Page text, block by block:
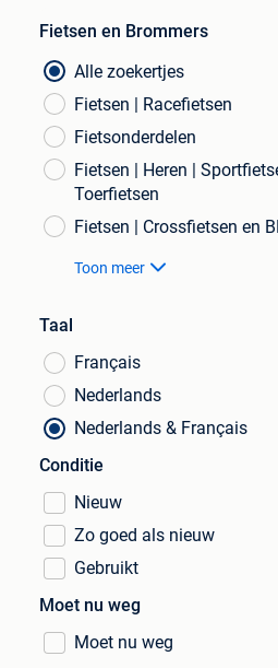
Fietsen en Brommers
Alle zoekertjes
Fietsen | Racefietsen
Fietsonderdelen
Fietsen | Heren |
Toerfietsen
Fietsen | Crossfietsen en
Toon meer
Taal
Français
Nederlands
Nederlands & Français
Conditie
Nieuw
Zo goed als nieuw
Gebruikt
Moet nu weg
Moet nu weg